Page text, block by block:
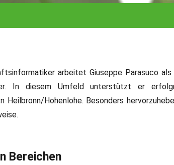
arbeitet Giuseppe Parasuco als
In diesem Umfeld unterstützt er
Heilbronn/Hohenlohe. Besonders
Bereichen